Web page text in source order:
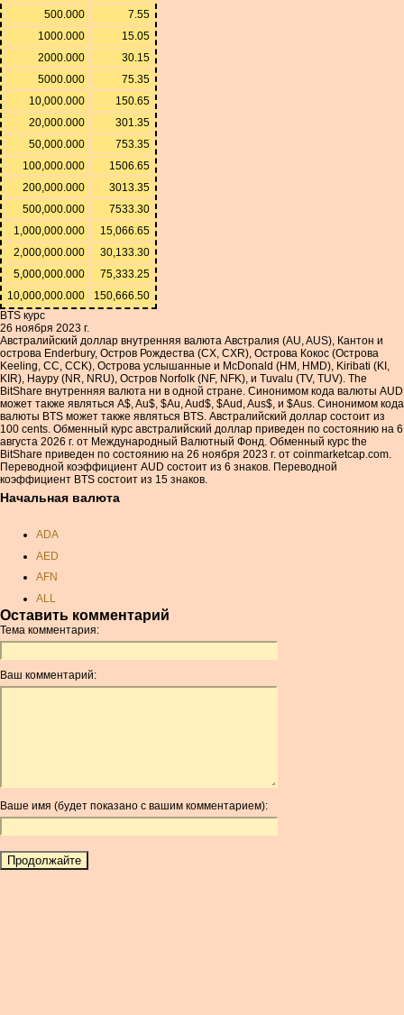
500.000
7.55
1000.000
15.05
2000.000
30.15
5000.000
75.35
10,000.000
150.65
20,000.000
301.35
50,000.000
753.35
100,000.000
1506.65
200,000.000
3013.35
500,000.000
7533.30
1,000,000.000
15,066.65
2,000,000.000
30,133.30
5,000,000.000
75,333.25
10,000,000.000
150,666.50
BTS курс
26 ноября 2023 г.
Австралийский доллар внутренняя валюта Австралия (AU, AUS), Кантон и
острова Enderbury, Остров Рождества (CX, CXR), Острова Кокос (Острова
Keeling, CC, CCK), Острова услышанные и McDonald (HM, HMD), Kiribati (KI,
KIR), Науру (NR, NRU), Остров Norfolk (NF, NFK), и Tuvalu (TV, TUV). The
BitShare внутренняя валюта ни в одной стране. Синонимом кода валюты AUD
может также являться A$, Au$, $Au, Aud$, $Aud, Aus$, и $Aus. Синонимом кода
валюты BTS может также являться BTS. Австралийский доллар состоит из
100 cents. Обменный курс австралийский доллар приведен по состоянию на 6
августа 2026 г. от Международный Валютный Фонд. Обменный курс the
BitShare приведен по состоянию на 26 ноября 2023 г. от coinmarketcap.com.
Переводной коэффициент AUD состоит из 6 знаков. Переводной
коэффициент BTS состоит из 15 знаков.
Начальная валюта
ADA
AED
AFN
ALL
AMD
ANC
ANG
AOA
AUR
AWG
BAM
Оставить комментарий
Тема комментария:
Ваш комментарий:
Ваше имя (будет показано с вашим комментарием):